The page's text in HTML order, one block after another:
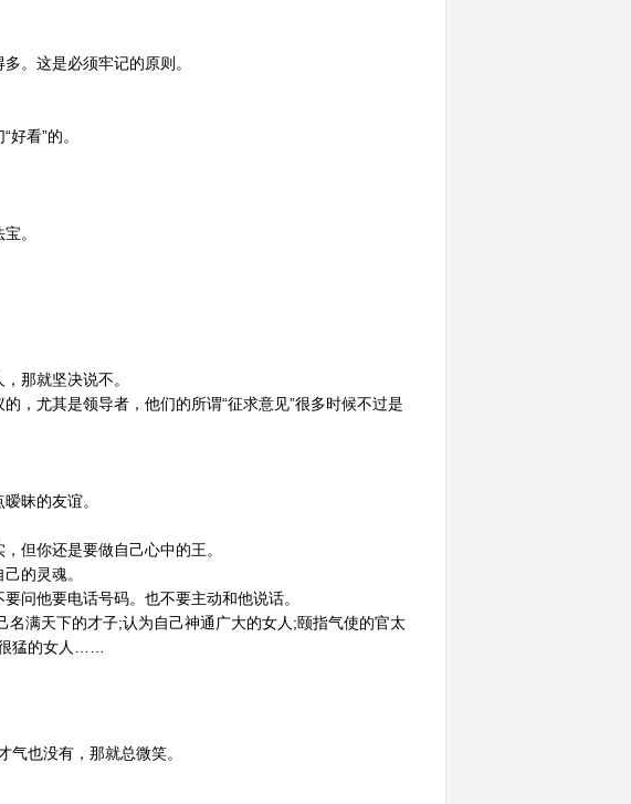
。这是必须牢记的原则。
看”的。
。
那就坚决说不。
，尤其是领导者，他们的所谓“征求意见”很多时候不过是
昧的友谊。
但你还是要做自己心中的王。
的灵魂。
问他要电话号码。也不要主动和他说话。
满天下的才子;认为自己神通广大的女人;颐指气使的官太
猛的女人……
也没有，那就总微笑。